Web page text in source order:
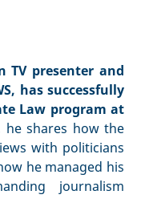
TV presenter and
has successfully
Law program at
shares how the
with politicians
he managed his
journalism